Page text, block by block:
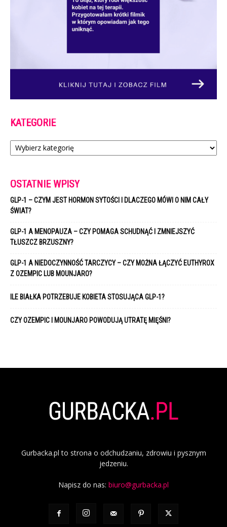
KATEGORIE
Kategorie
OSTATNIE WPISY
GLP-1 – CZYM JEST HORMON SYTOŚCI I DLACZEGO MÓWI O NIM CAŁY
ŚWIAT?
GLP-1 A MENOPAUZA – CZY POMAGA SCHUDNĄĆ I ZMNIEJSZYĆ
TŁUSZCZ BRZUSZNY?
GLP-1 A NIEDOCZYNNOŚĆ TARCZYCY – CZY MOŻNA ŁĄCZYĆ EUTHYROX
Z OZEMPIC LUB MOUNJARO?
ILE BIAŁKA POTRZEBUJE KOBIETA STOSUJĄCA GLP-1?
CZY OZEMPIC I MOUNJARO POWODUJĄ UTRATĘ MIĘŚNI?
Gurbacka.pl to strona o odchudzaniu, zdrowiu i pysznym
jedzeniu.
Napisz do nas: biuro@gurbacka.pl